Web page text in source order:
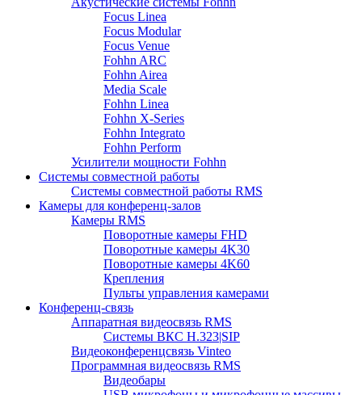
Focus Linea
Focus Modular
Focus Venue
Fohhn ARC
Fohhn Airea
Media Scale
Fohhn Linea
Fohhn X-Series
Fohhn Integrato
Fohhn Perform
Усилители мощности Fohhn
Системы совместной работы
Системы совместной работы RMS
Камеры для конференц-залов
Камеры RMS
Поворотные камеры FHD
Поворотные камеры 4K30
Поворотные камеры 4K60
Крепления
Пульты управления камерами
Конференц-связь
Аппаратная видеосвязь RMS
Системы ВКС H.323|SIP
Видеоконференцсвязь Vinteo
Программная видеосвязь RMS
Видеобары